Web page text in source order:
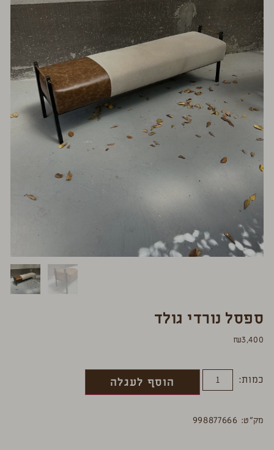
ספסל נורדי גולד
₪3,400
כמות: הוסף לעגלה
מק”ט: 998877666